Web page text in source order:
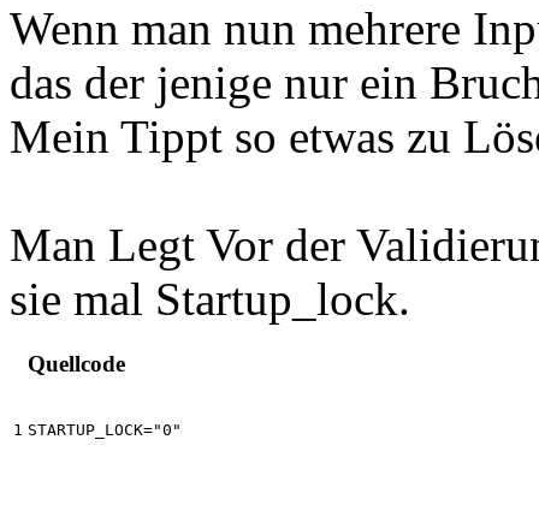
Wenn man nun mehrere
das der jenige nur ein
Mein Tippt so etwas zu
Man Legt Vor der
sie mal Startup_lock.
Quellcode
STARTUP_LOCK="0"